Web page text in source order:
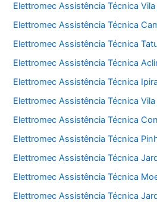
Elettromec Assistência Técnica
Elettromec Assistência Técnica
Elettromec Assistência Técnica
Elettromec Assistência Técnica
Elettromec Assistência Técnica
Elettromec Assistência Técnica Vila
Elettromec Assistência Técnica
Elettromec Assistência Técnica
Elettromec Assistência Técnica
Elettromec Assistência Técnica
Elettromec Assistência Técnica